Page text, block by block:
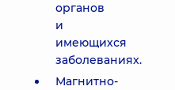
органов
и
имеющихся
заболеваниях.
Магнитно-